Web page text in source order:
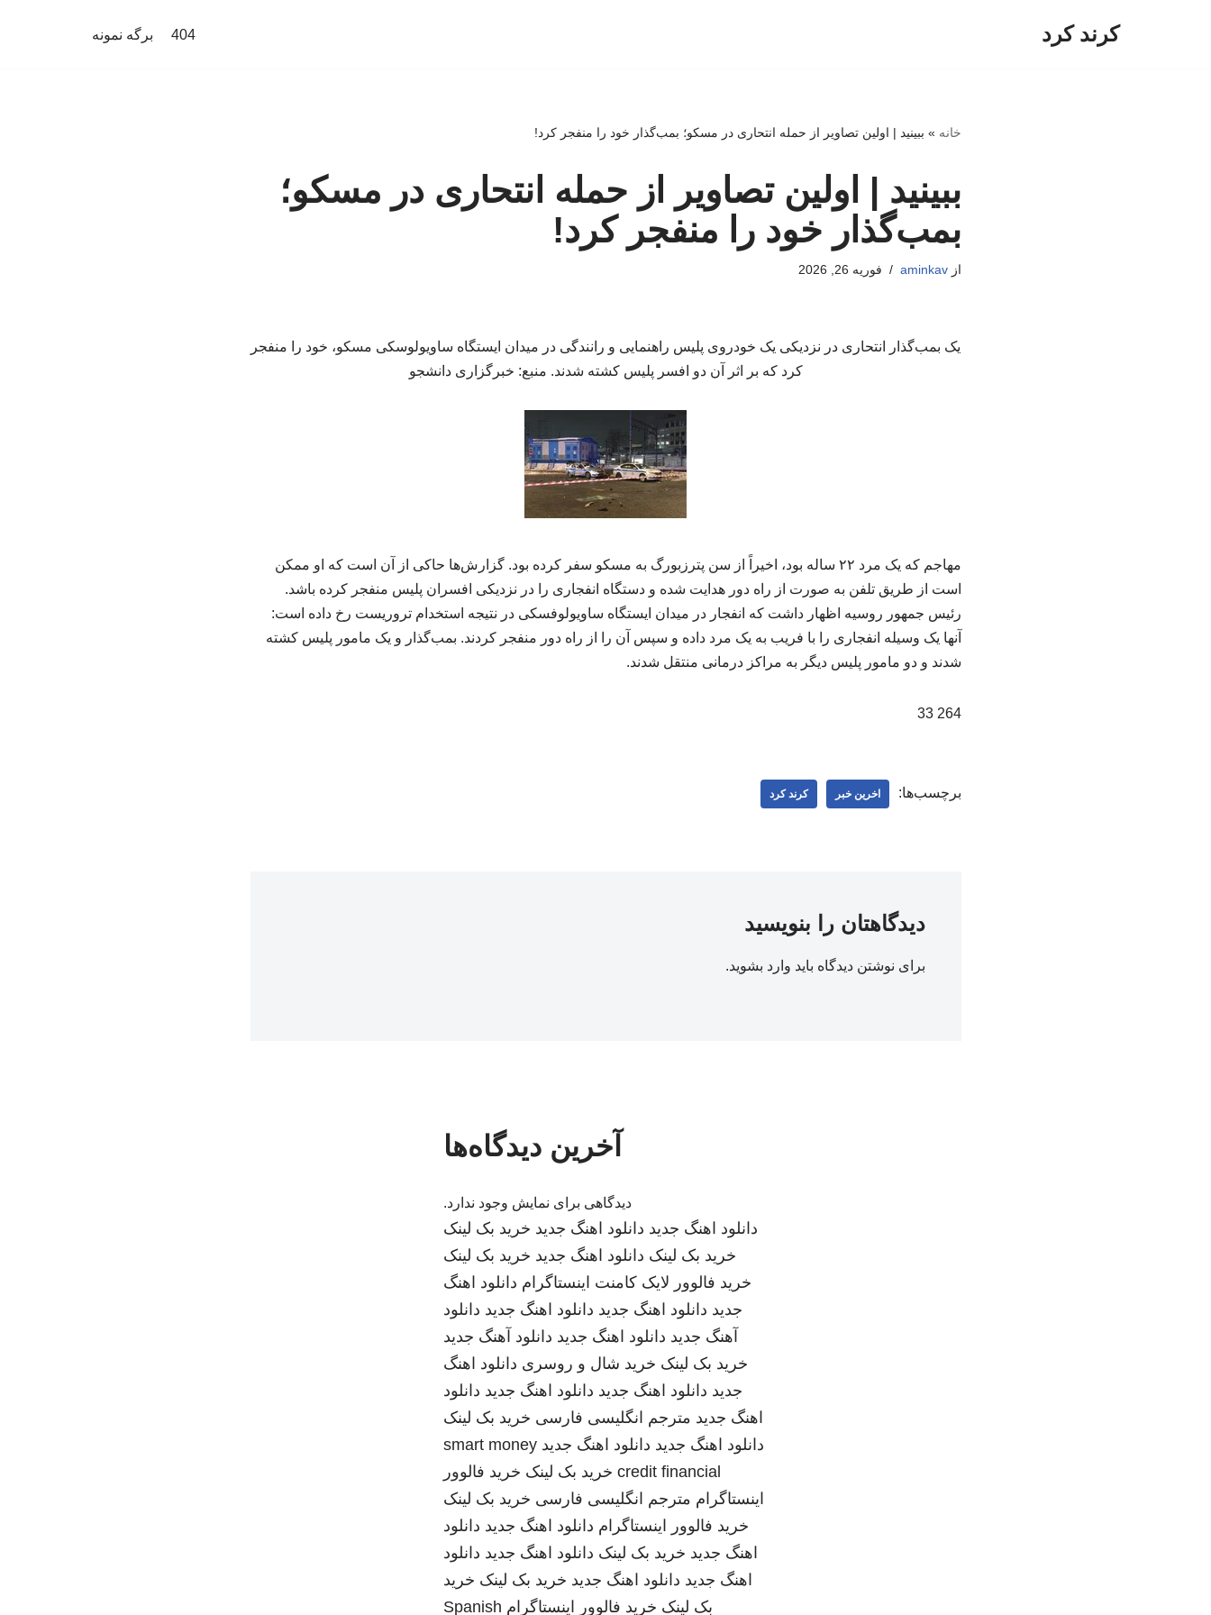
کرند کرد 404 برگه نمونه
خانه » ببینید | اولین تصاویر از حمله انتحاری در مسکو؛ بمب‌گذار خود را منفجر کرد!
ببینید | اولین تصاویر از حمله انتحاری در مسکو؛
بمب‌گذار خود را منفجر کرد!
ازaminkav فوریه 26, 2026
یک بمب‌گذار انتحاری در نزدیکی یک خودروی پلیس راهنمایی و رانندگی در میدان ایستگاه ساویولوسکی مسکو، خود را منفجر
کرد که بر اثر آن دو افسر پلیس کشته شدند. منبع: خبرگزاری دانشجو
مهاجم که یک مرد ۲۲ ساله بود، اخیراً از سن پترزبورگ به مسکو سفر کرده بود. گزارش‌ها حاکی از آن است که او ممکن
است از طریق تلفن به صورت از راه دور هدایت شده و دستگاه انفجاری را در نزدیکی افسران پلیس منفجر کرده باشد.
رئیس جمهور روسیه اظهار داشت که انفجار در میدان ایستگاه ساویولوفسکی در نتیجه استخدام تروریست رخ داده است:
آنها یک وسیله انفجاری را با فریب به یک مرد داده و سپس آن را از راه دور منفجر کردند. بمب‌گذار و یک مامور پلیس کشته
شدند و دو مامور پلیس دیگر به مراکز درمانی منتقل شدند.
264 33
برچسب‌ها: اخرین خبر کرند کرد
دیدگاهتان را بنویسید
برای نوشتن دیدگاه باید وارد بشوید.
آخرین دیدگاه‌ها
دیدگاهی برای نمایش وجود ندارد.
دانلود اهنگ جدید دانلود اهنگ جدید خرید بک لینک
خرید بک لینک دانلود اهنگ جدید خرید بک لینک
خرید فالوور لایک کامنت اینستاگرام دانلود اهنگ
جدید دانلود اهنگ جدید دانلود اهنگ جدید دانلود
آهنگ جدید دانلود اهنگ جدید دانلود آهنگ جدید
خرید بک لینک خرید شال و روسری دانلود اهنگ
جدید دانلود اهنگ جدید دانلود اهنگ جدید دانلود
اهنگ جدید مترجم انگلیسی فارسی خرید بک لینک
دانلود اهنگ جدید دانلود اهنگ جدید smart money
credit financial خرید بک لینک خرید فالوور
اینستاگرام مترجم انگلیسی فارسی خرید بک لینک
خرید فالوور اینستاگرام دانلود اهنگ جدید دانلود
اهنگ جدید خرید بک لینک دانلود اهنگ جدید دانلود
اهنگ جدید دانلود اهنگ جدید خرید بک لینک خرید
بک لینک خرید فالوور اینستاگرام Spanish